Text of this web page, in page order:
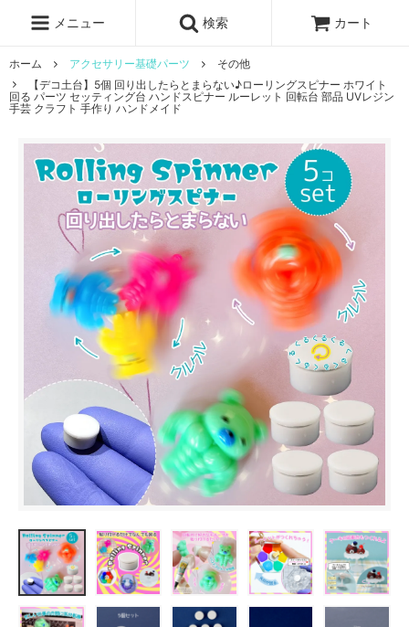
メニュー 検索 カート
ホーム アクセサリー基礎パーツ
その他
【デコ土台】5個 回り出したらとまらない♪ローリングスピナー ホワイト
回る パーツ セッティング台 ハンドスピナー ルーレット 回転台 部品 UVレジン
手芸 クラフト 手作り ハンドメイド